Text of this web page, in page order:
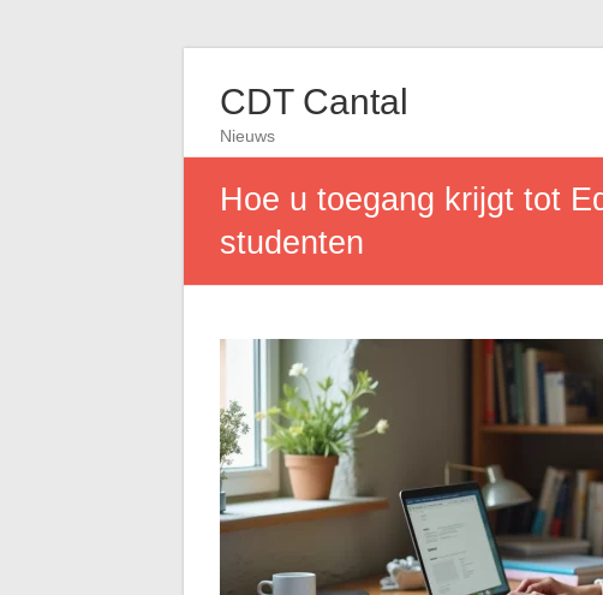
CDT Cantal
Nieuws
Hoe u toegang krijgt tot
studenten